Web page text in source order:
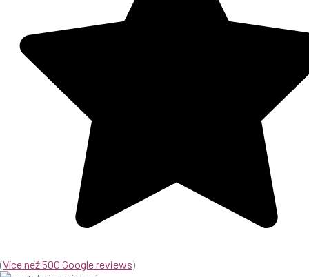
(Více než 500 Google reviews)